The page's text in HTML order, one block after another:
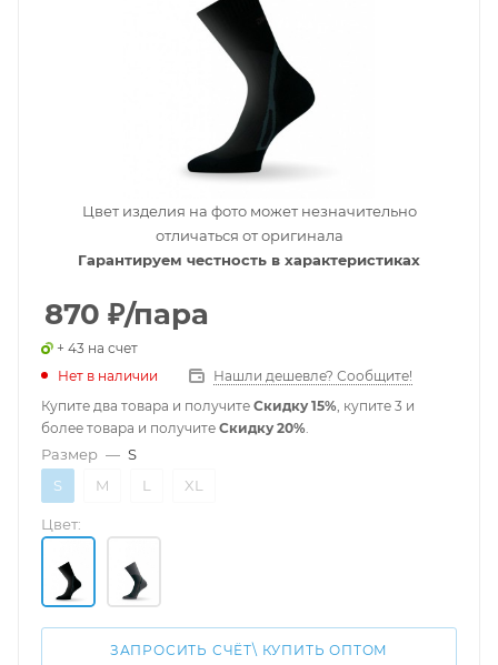
Цвет изделия на фото может незначительно
отличаться от оригинала
Гарантируем честность в характеристиках
870 ₽/пара
+ 43 на счет
Нет в наличии
Нашли дешевле? Сообщите!
Купите два товара и получите Скидку 15%, купите 3 и
более товара и получите Скидку 20%.
Размер — S
S
M L XL
Цвет:
ЗАПРОСИТЬ СЧЁТ\ КУПИТЬ ОПТОМ